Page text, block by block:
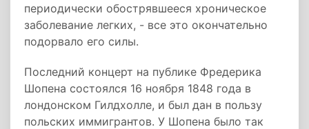
периодически обострявшееся хроническое
заболевание легких, - все это окончательно
подорвало его силы.
Последний концерт на публике Фредерика
Шопена состоялся 16 ноября 1848 года в
лондонском Гилдхолле, и был дан в пользу
польских иммигрантов. У Шопена было так